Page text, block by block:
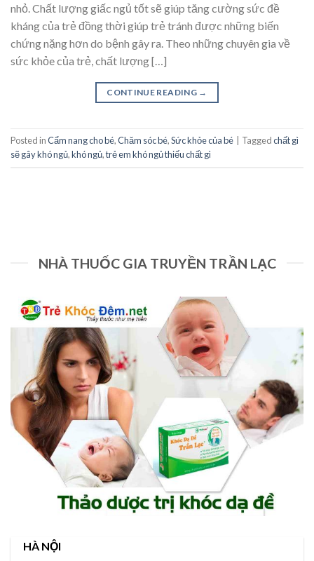
nhỏ. Chất lượng giấc ngủ tốt sẽ giúp tăng cường sức đề
kháng của trẻ đồng thời giúp trẻ tránh được những biến
chứng nặng hơn do bệnh gây ra. Theo những chuyên gia về
sức khỏe của trẻ, chất lượng […]
CONTINUE READING →
Posted inCẩm nang cho bé,Chăm sóc bé,Sức khỏe của bé Taggedchất gì
sẽ gây khó ngủ,khó ngủ,trẻ em khó ngủ thiếu chất gì
NHÀ THUỐC GIA TRUYỀN TRẦN LẠC
HÀ NỘI